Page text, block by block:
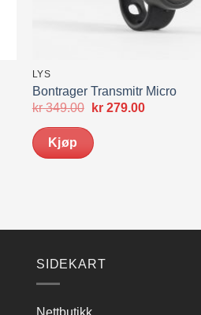
LYS
Bontrager Transmitr Micro
kr349.00
Opprinnelig
var:
kr 349.00.
kr279.00
Kjøp
SIDEKART
Nettbutikk